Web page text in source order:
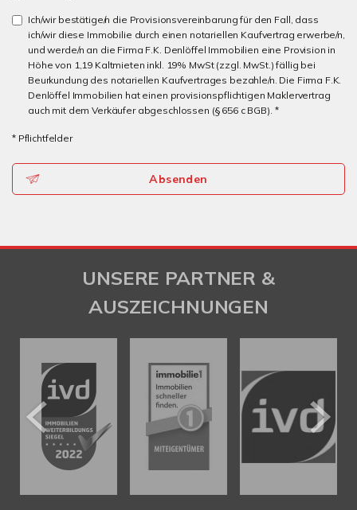
Ich/wir bestätige/n die Provisionsvereinbarung für den Fall, dass
ich/wir diese Immobilie durch einen notariellen Kaufvertrag erwerbe/n,
und werde/n an die Firma F.K. Denlöffel Immobilien eine Provision in
Höhe von 1,19 Kaltmieten inkl. 19% MwSt (zzgl. MwSt.) fällig bei
Beurkundung des notariellen Kaufvertrages bezahle/n. Die Firma F.K.
Denlöffel Immobilien hat einen provisionspflichtigen Maklervertrag
auch mit dem Verkäufer abgeschlossen (§ 656 c BGB). *
* Pflichtfelder
Absenden
UNSERE PARTNER &
AUSZEICHNUNGEN